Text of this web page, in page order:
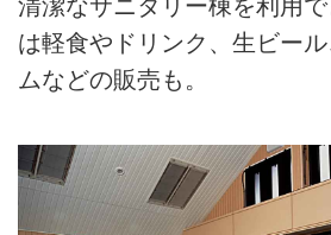
清潔なサニタリー棟を利用
は軽食やドリンク、生ビー
ムなどの販売も。